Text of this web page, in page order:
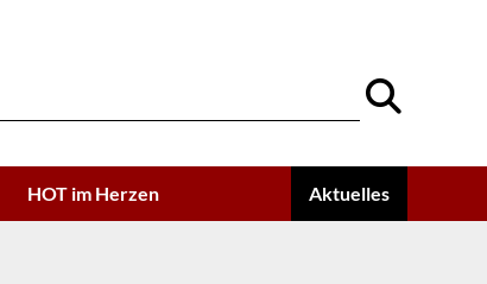
HOT im Herzen Aktuelles